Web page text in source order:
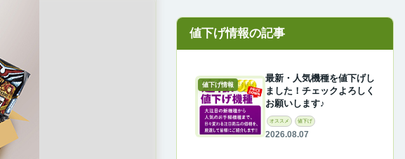
値下げ情報
最新・人気機種を値下げし
ました！チェックよろしく
お願いします♪
オススメ 値下げ
2026.08.07